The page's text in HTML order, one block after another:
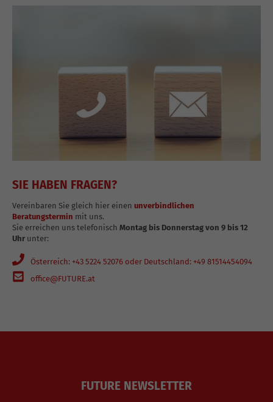
SIE HABEN FRAGEN?
Vereinbaren Sie gleich hier einen unverbindlichen
Beratungstermin mit uns.
Sie erreichen uns telefonisch Montag bis Donnerstag von 9 bis 12
Uhr unter:
Österreich: +43 5224 52076 oder Deutschland: +49 81514454094
office@FUTURE.at
FUTURE NEWSLETTER